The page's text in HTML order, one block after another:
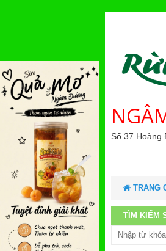
Số 37 Hoàng
TRANG
TÌM KIẾM